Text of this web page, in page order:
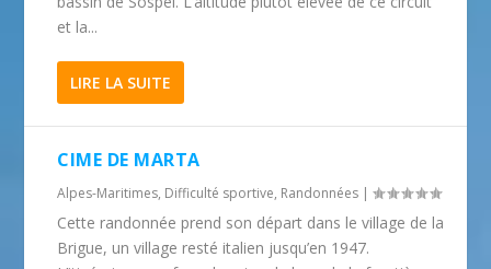
et la...
LIRE LA SUITE
CIME DE MARTA
Alpes-Maritimes, Difficulté sportive, Randonnées |
Cette randonnée prend son départ dans le village de la
Brigue, un village resté italien jusqu’en 1947.